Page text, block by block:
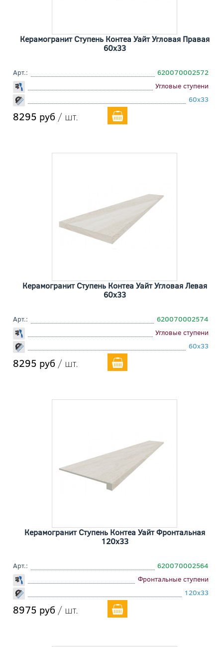
Керамогранит Ступень Контеа Уайт Угловая Правая
60x33
Арт.:
620070002572
Угловые ступени
60x33
8295 руб / шт.
Керамогранит Ступень Контеа Уайт Угловая Левая
60x33
Арт.:
620070002574
Угловые ступени
60x33
8295 руб / шт.
Керамогранит Ступень Контеа Уайт Фронтальная
120x33
Арт.:
620070002564
Фронтальные ступени
120x33
8975 руб / шт.